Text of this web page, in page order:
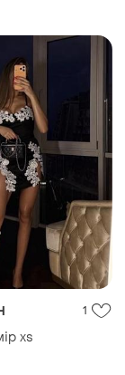
1
xs